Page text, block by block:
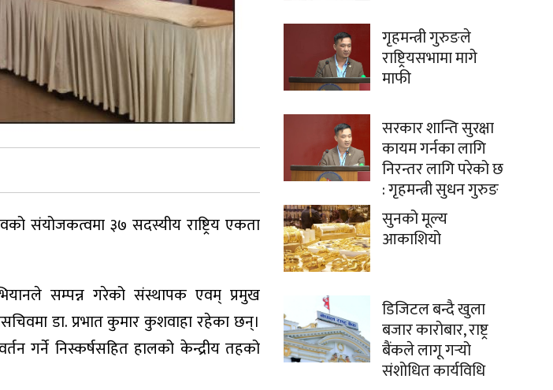
संयोजकत्वमा ३७ सदस्यीय राष्ट्रिय एकता
सम्पन्न गरेको संस्थापक एवम् प्रमुख
डा. प्रभात कुमार कुशवाहा रहेका छन्।
गर्ने निस्कर्षसहित हालको केन्द्रीय तहको
गृहमन्त्री गुरुङले
राष्ट्रियसभामा मागे
माफी
सरकार शान्ति सुरक्षा
कायम गर्नका लागि
निरन्तर लागि परेको छ
: गृहमन्त्री सुधन गुरुङ
सुनको मूल्य
आकाशियो
डिजिटल बन्दै खुला
बजार कारोबार, राष्ट्र
बैंकले लागू गर्‍यो
संशोधित कार्यविधि